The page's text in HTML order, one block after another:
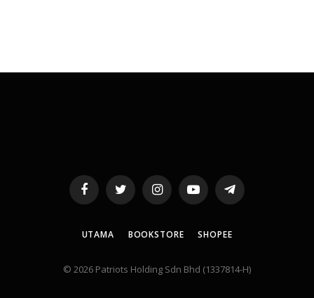
FacebookTwitter InstagramYouTubeTelegram
UTAMA BOOKSTORE SHOPEE
© 2026 Patriots Holding Sdn Bhd (1337814-H)